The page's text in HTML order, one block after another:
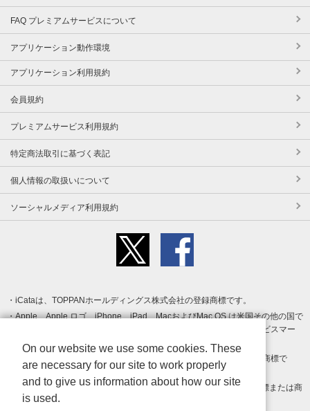
FAQ プレミアムサービスについて
アプリケーション動作環境
アプリケーション利用規約
会員規約
プレミアムサービス利用規約
特定商法取引に基づく表記
個人情報の取扱いについて
ソーシャルメディア利用規約
iCataは、TOPPANホールディングス株式会社の登録商標です。
Apple、Apple ロゴ、iPhone、iPad、MacおよびMac OS は米国その他の国で
登録された Apple Inc. の商標です。App Store は Apple Inc. のサービスマー
クです。
Android、Google Play および Google Play ロゴ は Google LLC の商標で
す。
Windows は Microsoft Inc.の米国およびその他の国における登録商標または商
標です。
On our website we use some cookies. These
are necessary for our site to work properly
and to give us information about how our site
is used.